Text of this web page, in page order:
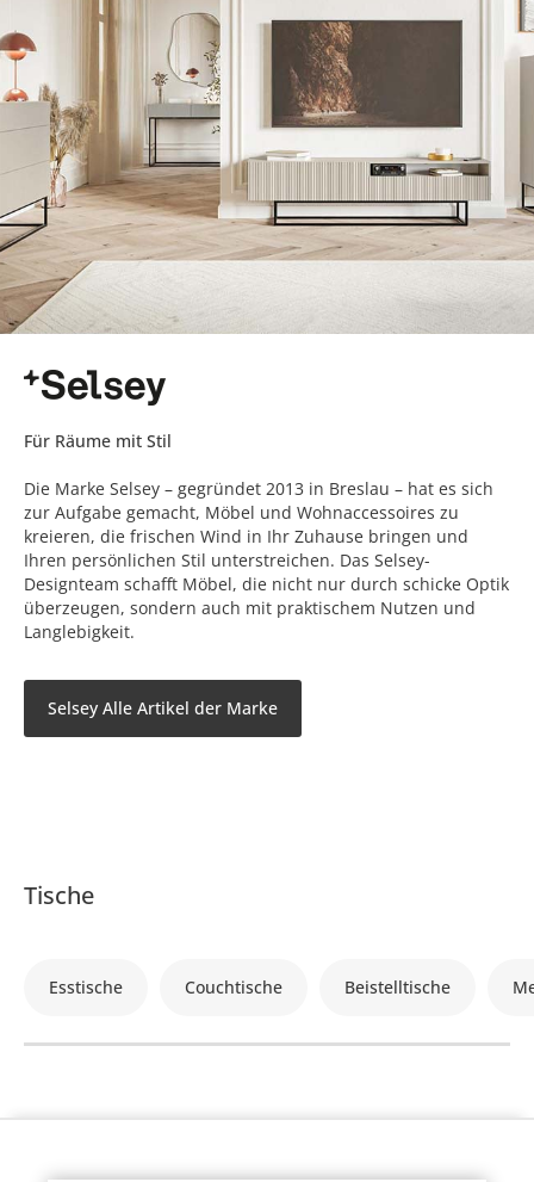
Für Räume mit Stil
Die Marke Selsey – gegründet 2013 in Breslau – hat es sich
zur Aufgabe gemacht, Möbel und Wohnaccessoires zu
kreieren, die frischen Wind in Ihr Zuhause bringen und
Ihren persönlichen Stil unterstreichen. Das Selsey-
Designteam schafft Möbel, die nicht nur durch schicke Optik
überzeugen, sondern auch mit praktischem Nutzen und
Langlebigkeit.
Selsey Alle Artikel der Marke
Tische
Esstische Couchtische Beistelltische